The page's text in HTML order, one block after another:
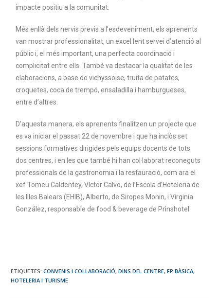
impacte positiu a la comunitat.
Més enllà dels nervis previs a l’esdeveniment, els aprenents
van mostrar professionalitat, un excel·lent servei d’atenció al
públic i, el més important, una perfecta coordinació i
complicitat entre ells. També va destacar la qualitat de les
elaboracions, a base de vichyssoise, truita de patates,
croquetes, coca de trempó, ensaladilla i hamburgueses,
entre d’altres.
D’aquesta manera, els aprenents finalitzen un projecte que
es va iniciar el passat 22 de novembre i que ha inclòs set
sessions formatives dirigides pels equips docents de tots
dos centres, i en les que també hi han col·laborat reconeguts
professionals de la gastronomia i la restauració, com ara el
xef Tomeu Caldentey, Víctor Calvo, de l’Escola d’Hoteleria de
les Illes Balears (EHIB), Alberto, de Siropes Monin, i Virginia
González, responsable de food & beverage de Prinshotel.
ETIQUETES:CONVENIS I COL·LABORACIÓ, DINS DEL CENTRE, FP BÀSICA,
HOTELERIA I TURISME